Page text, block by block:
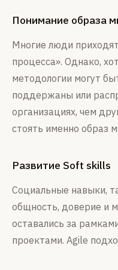
Понимание образа
Многие люди
процесса». Однако,
методологии могут
поддержаны или
организациях, чем
стоять именно образ
Развитие Soft skills
Социальные навыки,
общность, доверие и
оставались за
проектами. Agile